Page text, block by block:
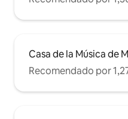
Casa de la Música de
Recomendado por